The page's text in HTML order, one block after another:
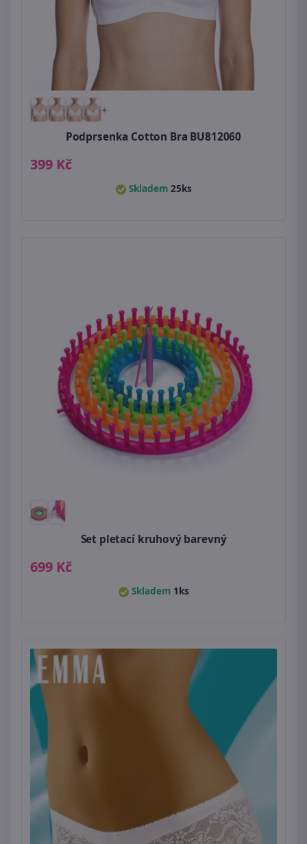
+
Podprsenka Cotton Bra BU812060
399 Kč
Skladem 25ks
Set pletací kruhový barevný
699 Kč
Skladem 1ks